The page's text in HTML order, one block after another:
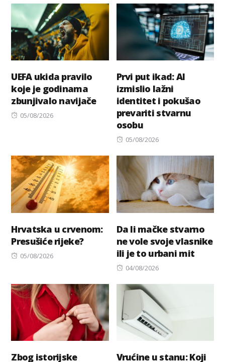
UEFA ukida pravilo
koje je godinama
zbunjivalo navijače
Posted
05/08/2026
Prvi put ikad: AI
izmislio lažni
identitet i pokušao
prevariti stvarnu
osobu
Posted
05/08/2026
Hrvatska u crvenom:
Presušiće rijeke?
Posted
05/08/2026
Da li mačke stvarno
ne vole svoje vlasnike
ili je to urbani mit
Posted
04/08/2026
Zbog istorijske
Vrućine u stanu: Koji